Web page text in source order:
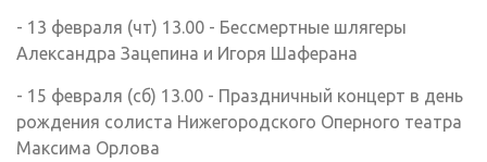
- 13 февраля (чт) 13.00 - Бессмертные шлягеры
Александра Зацепина и Игоря Шаферана
- 15 февраля (сб) 13.00 - Праздничный концерт в день
рождения солиста Нижегородского Оперного театра
Максима Орлова